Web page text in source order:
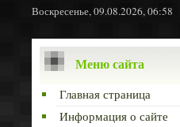
Воскресенье, 09.08.2026, 06:58
Меню сайта
Главная страница
Информация о сайте